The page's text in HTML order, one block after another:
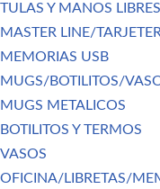
TULAS Y MANOS LIBRES
MASTER LINE/
MEMORIAS USB
MUGS/BOTILITOS/
MUGS METALICOS
BOTILITOS Y TERMOS
VASOS
OFICINA/LIBRETAS/